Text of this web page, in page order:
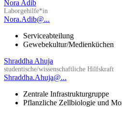
Nora Adib
Laborgehilfe*in
Nora.Adib@...
Serviceabteilung
Gewebekultur/Medienküchen
Shraddha Ahuja
studentische/wissenschaftliche Hilfskraft
Shraddha.Ahuja@...
Zentrale Infrastrukturgruppe
Pflanzliche Zellbiologie und